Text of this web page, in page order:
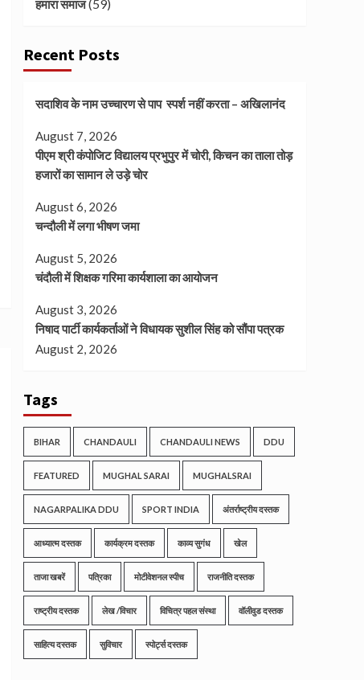
हमारा समाज(59)
Recent Posts
सदाशिव के नाम उच्चारण से पाप स्पर्श नहीं करता – अखिलानंद
August 7, 2026
पीएम श्री कंपोजिट विद्यालय प्रभुपुर में चोरी, किचन का ताला तोड़
हजारों का सामान ले उड़े चोर
August 6, 2026
चन्दौली में लगा भीषण जमा
August 5, 2026
चंदौली में शिक्षक गरिमा कार्यशाला का आयोजन
August 3, 2026
निषाद पार्टी कार्यकर्ताओं ने विधायक सुशील सिंह को सौंपा पत्रक
August 2, 2026
Tags
BIHAR CHANDAULI CHANDAULI NEWS DDU
FEATURED MUGHAL SARAI MUGHALSRAI
NAGARPALIKA DDU SPORT INDIA अंतर्राष्ट्रीय दस्तक
आध्यात्म दस्तक कार्यक्रम दस्तक काव्य सुगंध खेल
ताजा खबरें पत्रिका मोटीवेशनल स्पीच राजनीति दस्तक
राष्ट्रीय दस्तक लेख /विचार विचित्र पहल संस्था वॉलीवुड दस्तक
साहित्य दस्तक सुविचार स्पोर्ट्स दस्तक